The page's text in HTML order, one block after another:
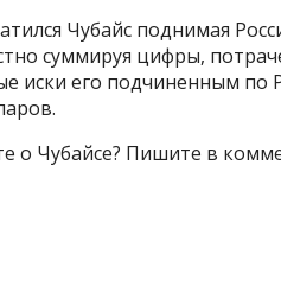
Чубайс поднимая
суммируя цифры,
иски его подчиненным
о Чубайсе? Пишите в